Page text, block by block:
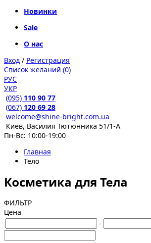
Новинки
Sale
О нас
Вход / Регистрация
Список желаний (0)
РУС
УКР
(095) 110 90 77
(067) 120 69 28
welcome@shine-bright.com.ua
Киев, Василия Тютюнника 51/1-А
Пн-Вс: 10:00-19:00
Главная
Тело
Косметика для Тела
ФИЛЬТР
Цена
-